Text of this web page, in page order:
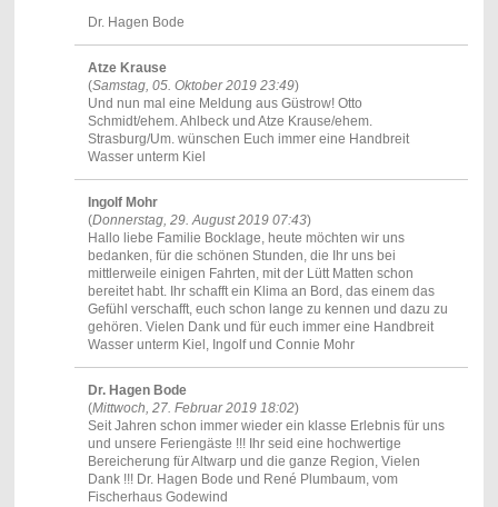
Dr. Hagen Bode
Atze Krause
(Samstag, 05. Oktober 2019 23:49)
Und nun mal eine Meldung aus Güstrow! Otto
Schmidt/ehem. Ahlbeck und Atze Krause/ehem.
Strasburg/Um. wünschen Euch immer eine Handbreit
Wasser unterm Kiel
Ingolf Mohr
(Donnerstag, 29. August 2019 07:43)
Hallo liebe Familie Bocklage, heute möchten wir uns
bedanken, für die schönen Stunden, die Ihr uns bei
mittlerweile einigen Fahrten, mit der Lütt Matten schon
bereitet habt. Ihr schafft ein Klima an Bord, das einem das
Gefühl verschafft, euch schon lange zu kennen und dazu zu
gehören. Vielen Dank und für euch immer eine Handbreit
Wasser unterm Kiel, Ingolf und Connie Mohr
Dr. Hagen Bode
(Mittwoch, 27. Februar 2019 18:02)
Seit Jahren schon immer wieder ein klasse Erlebnis für uns
und unsere Feriengäste !!! Ihr seid eine hochwertige
Bereicherung für Altwarp und die ganze Region, Vielen
Dank !!! Dr. Hagen Bode und René Plumbaum, vom
Fischerhaus Godewind